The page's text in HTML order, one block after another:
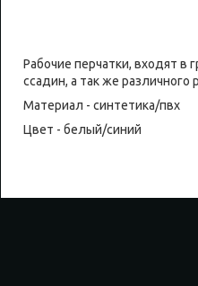
Рабочие перчатки, входят
ссадин, а так же различного
Материал - синтетика/пвх
Цвет - белый/синий